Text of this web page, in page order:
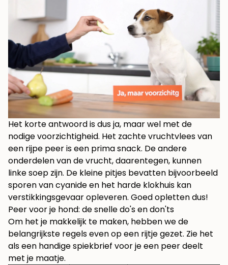
Het korte antwoord is dus ja, maar wel met de
nodige voorzichtigheid. Het zachte vruchtvlees van
een rijpe peer is een prima snack. De andere
onderdelen van de vrucht, daarentegen, kunnen
linke soep zijn. De kleine pitjes bevatten bijvoorbeeld
sporen van cyanide en het harde klokhuis kan
verstikkingsgevaar opleveren. Goed opletten dus!
Peer voor je hond: de snelle do's en don'ts
Om het je makkelijk te maken, hebben we de
belangrijkste regels even op een rijtje gezet. Zie het
als een handige spiekbrief voor je een peer deelt
met je maatje.